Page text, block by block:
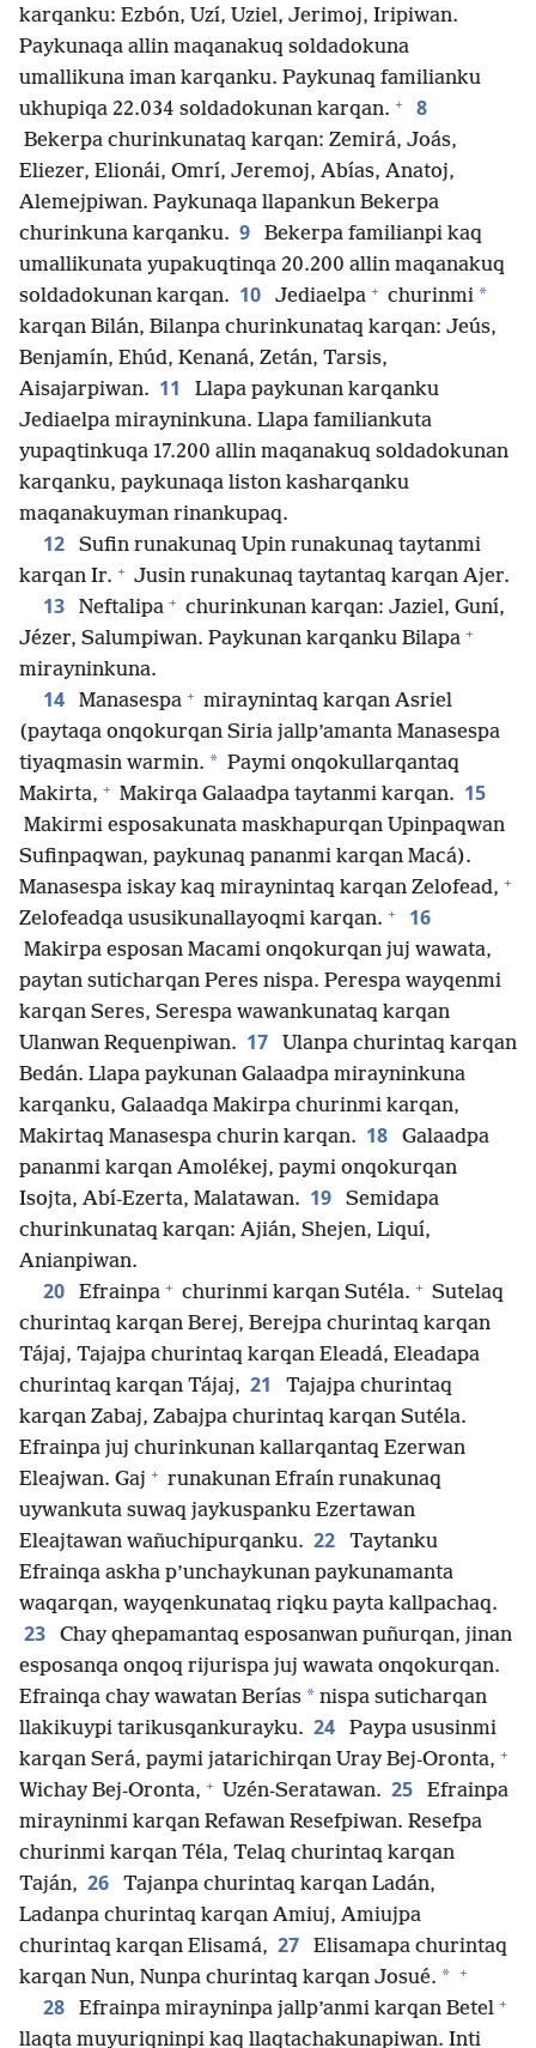
karqanku: Ezbón, Uzí, Uziel, Jerimoj, Iripiwan.
Paykunaqa allin maqanakuq soldadokuna
umallikuna iman karqanku. Paykunaq familianku
ukhupiqa 22.034 soldadokunan karqan. + 8
Bekerpa churinkunataq karqan: Zemirá, Joás,
Eliezer, Elionái, Omrí, Jeremoj, Abías, Anatoj,
Alemejpiwan. Paykunaqa llapankun Bekerpa
churinkuna karqanku. 9
Bekerpa familianpi kaq
umallikunata yupakuqtinqa 20.200 allin maqanakuq
soldadokunan karqan. 10 Jediaelpa + churinmi *
karqan Bilán, Bilanpa churinkunataq karqan: Jeús,
Benjamín, Ehúd, Kenaná, Zetán, Tarsis,
Aisajarpiwan. 11
Llapa paykunan karqanku
Jediaelpa mirayninkuna. Llapa familiankuta
yupaqtinkuqa 17.200 allin maqanakuq soldadokunan
karqanku, paykunaqa liston kasharqanku
maqanakuyman rinankupaq.
12
Sufin runakunaq Upin runakunaq taytanmi
karqan Ir. + Jusin runakunaq taytantaq karqan Ajer.
13 Neftalipa + churinkunan karqan: Jaziel, Guní,
Jézer, Salumpiwan. Paykunan karqanku Bilapa +
mirayninkuna.
14 Manasespa + miraynintaq karqan Asriel
(paytaqa onqokurqan Siria jallp’amanta Manasespa
tiyaqmasin warmin. * Paymi onqokullarqantaq
Makirta, + Makirqa Galaadpa taytanmi karqan. 15
Makirmi esposakunata maskhapurqan Upinpaqwan
Sufinpaqwan, paykunaq pananmi karqan Macá).
Manasespa iskay kaq miraynintaq karqan Zelofead, +
Zelofeadqa ususikunallayoqmi karqan. + 16
Makirpa esposan Macami onqokurqan juj wawata,
paytan suticharqan Peres nispa. Perespa wayqenmi
karqan Seres, Serespa wawankunataq karqan
Ulanwan Requenpiwan. 17
Ulanpa churintaq karqan
Bedán. Llapa paykunan Galaadpa mirayninkuna
karqanku, Galaadqa Makirpa churinmi karqan,
Makirtaq Manasespa churin karqan. 18
Galaadpa
pananmi karqan Amolékej, paymi onqokurqan
Isojta, Abí-Ezerta, Malatawan. 19
Semidapa
churinkunataq karqan: Ajián, Shejen, Liquí,
Anianpiwan.
20 Efrainpa + churinmi karqan Sutéla. + Sutelaq
churintaq karqan Berej, Berejpa churintaq karqan
Tájaj, Tajajpa churintaq karqan Eleadá, Eleadapa
churintaq karqan Tájaj, 21
Tajajpa churintaq
karqan Zabaj, Zabajpa churintaq karqan Sutéla.
Efrainpa juj churinkunan kallarqantaq Ezerwan
Eleajwan. Gaj + runakunan Efraín runakunaq
uywankuta suwaq jaykuspanku Ezertawan
Eleajtawan wañuchipurqanku. 22
Taytanku
Efrainqa askha p’unchaykunan paykunamanta
waqarqan, wayqenkunataq riqku payta kallpachaq.
23
Chay qhepamantaq esposanwan puñurqan, jinan
esposanqa onqoq rijurispa juj wawata onqokurqan.
Efrainqa chay wawatan Berías * nispa suticharqan
llakikuypi tarikusqankurayku. 24
Paypa ususinmi
karqan Será, paymi jatarichirqan Uray Bej-Oronta, +
Wichay Bej-Oronta, + Uzén-Seratawan. 25
Efrainpa
mirayninmi karqan Refawan Resefpiwan. Resefpa
churinmi karqan Téla, Telaq churintaq karqan
Taján, 26
Tajanpa churintaq karqan Ladán,
Ladanpa churintaq karqan Amiuj, Amiujpa
churintaq karqan Elisamá, 27
Elisamapa churintaq
karqan Nun, Nunpa churintaq karqan Josué. * +
28 Efrainpa mirayninpa jallp’anmi karqan Betel +
llaqta muyuriqninpi kaq llaqtachakunapiwan. Inti